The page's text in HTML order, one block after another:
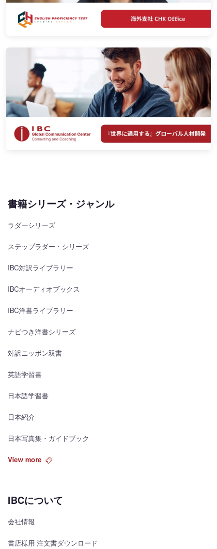
書籍シリーズ・ジャンル
ラダーシリーズ
ステップラダー・シリーズ
IBC対訳ライブラリー
IBCオーディオブックス
IBC洋書ライブラリー
ナビつき洋書シリーズ
対訳ニッポン双書
英語学習書
日本語学習書
日本紹介
日本写真集・ガイドブック
View more
IBCについて
会社情報
書店様用 注文書ダウンロード